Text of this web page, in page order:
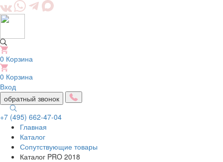
0 Корзина
0 Корзина
Вход
обратный звонок
+7 (495) 662-47-04
Главная
Каталог
Сопутствующие товары
Каталог PRO 2018